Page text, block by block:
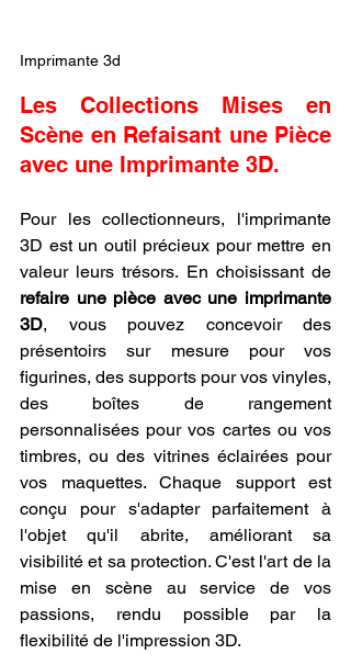
Imprimante 3d
Les Collections Mises en
Scène en Refaisant une Pièce
avec une Imprimante 3D.
Pour les collectionneurs, l'imprimante
3D est un outil précieux pour mettre en
refaire une pièce avec une imprimante
3D, vous pouvez concevoir des
présentoirs sur mesure pour vos
figurines, des supports pour vos vinyles,
des boîtes de rangement
personnalisées pour vos cartes ou vos
timbres, ou des vitrines éclairées pour
vos maquettes. Chaque support est
conçu pour s'adapter parfaitement à
l'objet qu'il abrite, améliorant sa
visibilité et sa protection. C'est l'art de la
mise en scène au service de vos
passions, rendu possible par la
flexibilité de l'impression 3D.